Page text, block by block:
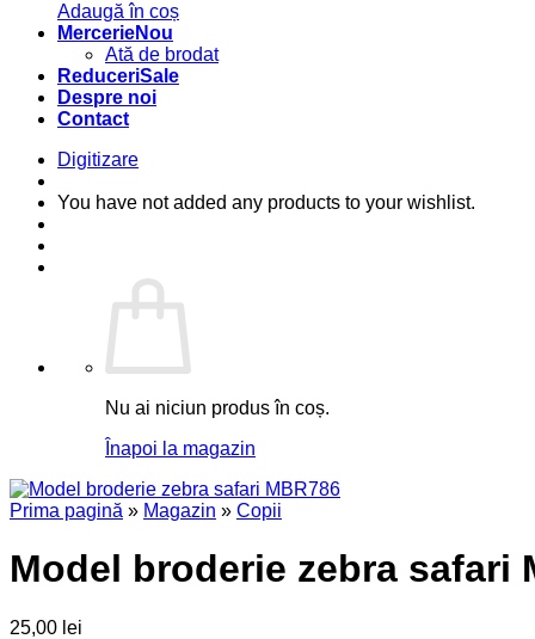
Adaugă în coș
Mercerie
Ată de brodat
Reduceri
Despre noi
Contact
Digitizare
You have not added any products to your wishlist.
Nu ai niciun produs în coș.
Înapoi la magazin
Prima pagină » Magazin » Copii
Model broderie zebra safari
25,00 lei